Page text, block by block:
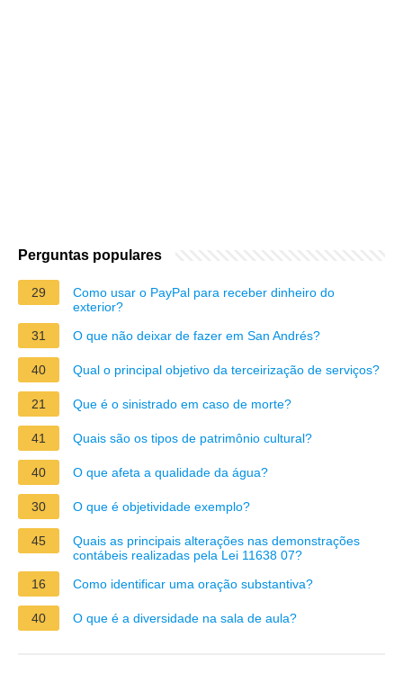
Perguntas populares
29
Como usar o PayPal para receber dinheiro do
exterior?
31
O que não deixar de fazer em San Andrés?
40 Qual o principal objetivo da terceirização de serviços?
21 Que é o sinistrado em caso de morte?
41 Quais são os tipos de patrimônio cultural?
40 O que afeta a qualidade da água?
30 O que é objetividade exemplo?
45
Quais as principais alterações nas demonstrações
contábeis realizadas pela Lei 11638 07?
16
Como identificar uma oração substantiva?
40 O que é a diversidade na sala de aula?